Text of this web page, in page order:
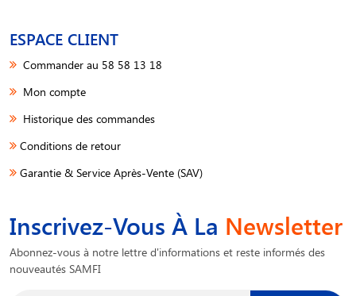
ESPACE CLIENT
Commander au 58 58 13 18
Mon compte
Historique des commandes
Conditions de retour
Garantie & Service Après-Vente (SAV)
Inscrivez-Vous À La Newsletter
Abonnez-vous à notre lettre d'informations et reste informés des
nouveautés SAMFI